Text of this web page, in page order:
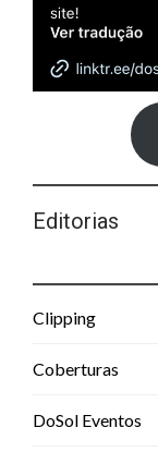
Editorias
Clipping
Coberturas
DoSol Eventos